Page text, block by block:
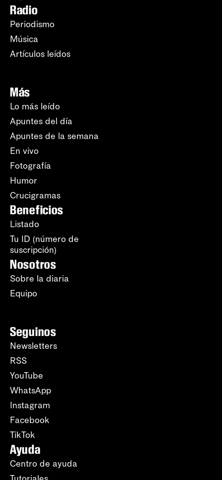
Radio
Periodismo
Música
Artículos leídos
Más
Lo más leído
Apuntes del día
Apuntes de la semana
En vivo
Fotografía
Humor
Crucigramas
Beneficios
Listado
Tu ID (número de
suscripción)
Nosotros
Sobre la diaria
Equipo
Seguinos
Newsletters
RSS
YouTube
WhatsApp
Instagram
Facebook
TikTok
Ayuda
Centro de ayuda